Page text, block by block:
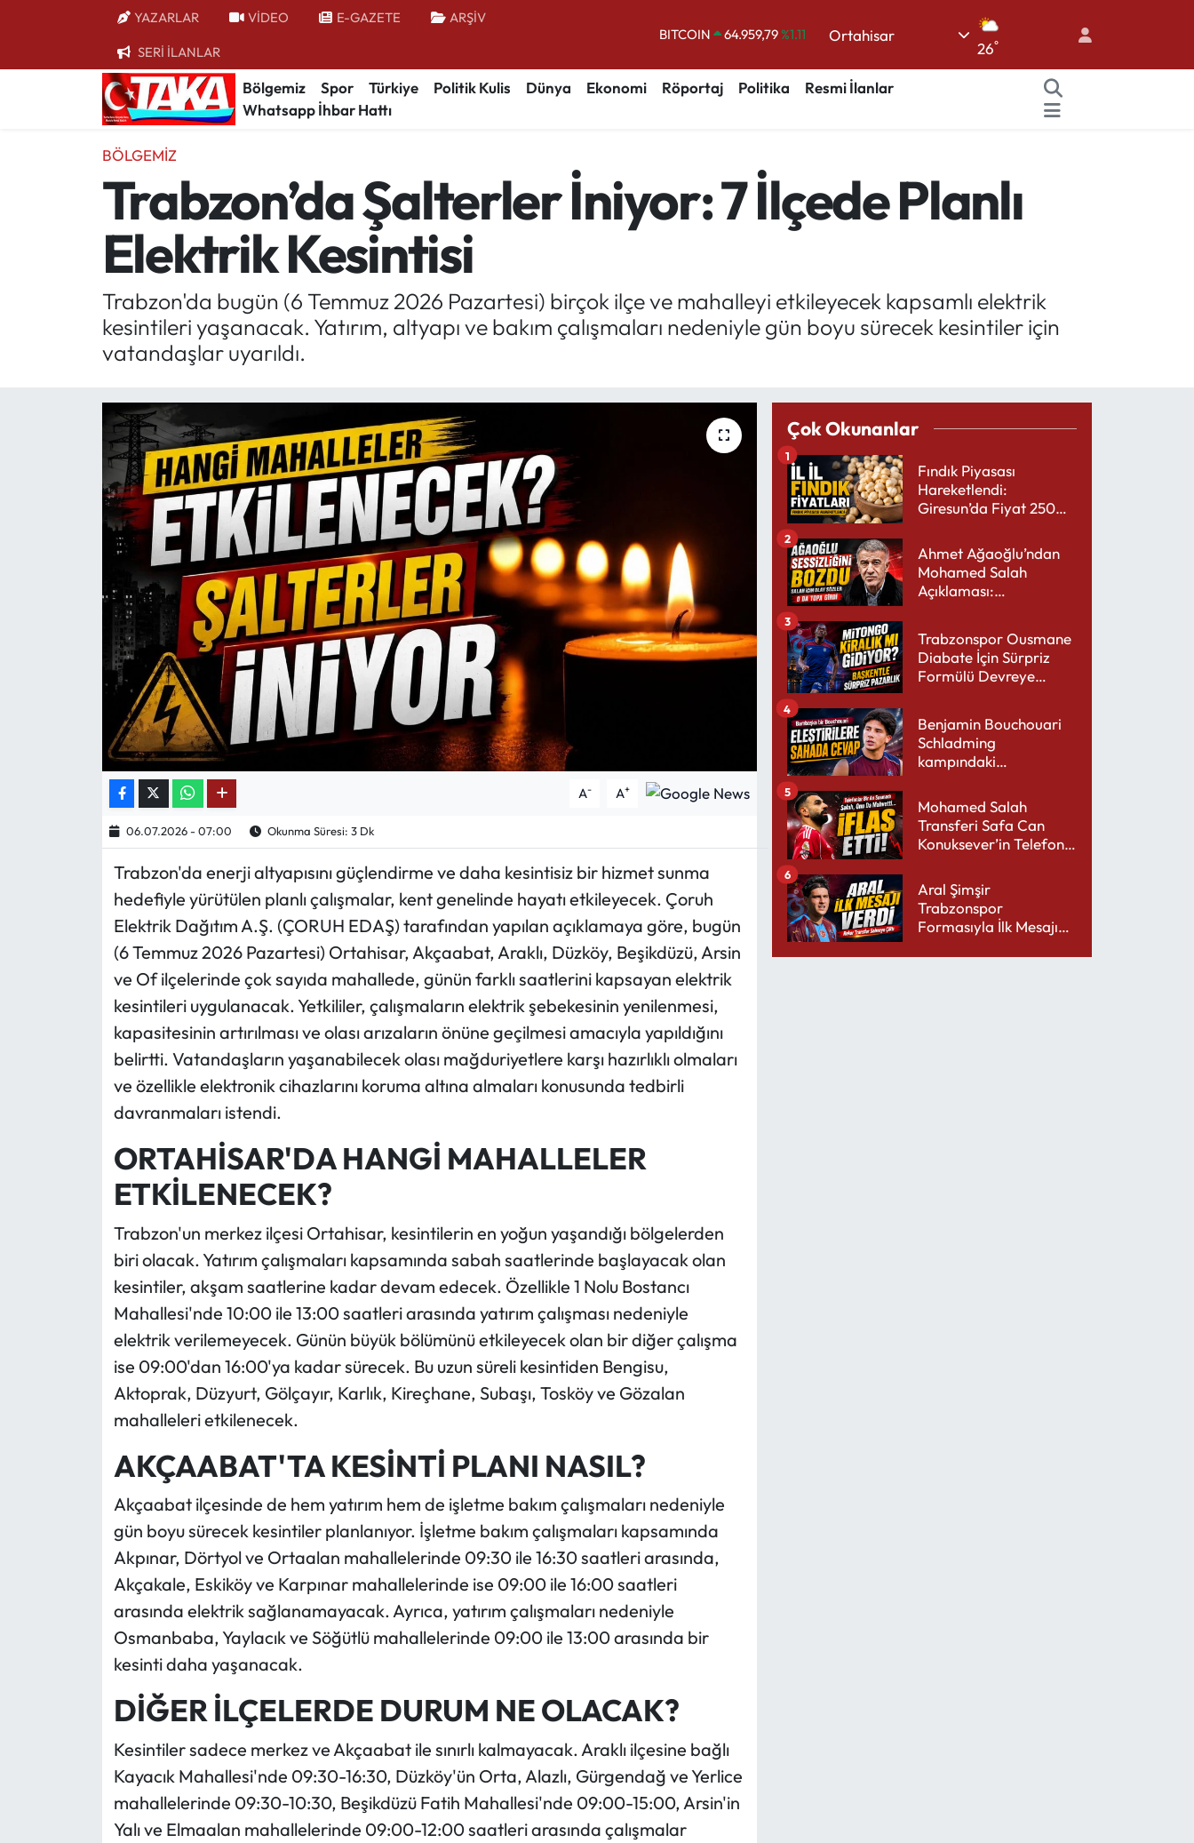
YAZARLAR VİDEO E-GAZETE ARŞİV
SERİ İLANLAR
DOLAR
47,7436%0.18
EURO
55,2510%0.32
STERLİN
Ortahisar
26°
Bölgemiz Spor Türkiye Politik Kulis Dünya Ekonomi Röportaj Politika
Resmi İlanlar
Whatsapp İhbar Hattı
BÖLGEMIZ
Trabzon’da Şalterler İniyor: 7 İlçede Planlı
Elektrik Kesintisi
Trabzon'da bugün (6 Temmuz 2026 Pazartesi) birçok ilçe ve mahalleyi etkileyecek kapsamlı elektrik
kesintileri yaşanacak. Yatırım, altyapı ve bakım çalışmaları nedeniyle gün boyu sürecek kesintiler için
vatandaşlar uyarıldı.
A- A+
06.07.2026 - 07:00 Okunma Süresi: 3 Dk
Trabzon'da enerji altyapısını güçlendirme ve daha kesintisiz bir hizmet sunma
hedefiyle yürütülen planlı çalışmalar, kent genelinde hayatı etkileyecek. Çoruh
Elektrik Dağıtım A.Ş. (ÇORUH EDAŞ) tarafından yapılan açıklamaya göre, bugün
(6 Temmuz 2026 Pazartesi) Ortahisar, Akçaabat, Araklı, Düzköy, Beşikdüzü, Arsin
ve Of ilçelerinde çok sayıda mahallede, günün farklı saatlerini kapsayan elektrik
kesintileri uygulanacak. Yetkililer, çalışmaların elektrik şebekesinin yenilenmesi,
kapasitesinin artırılması ve olası arızaların önüne geçilmesi amacıyla yapıldığını
belirtti. Vatandaşların yaşanabilecek olası mağduriyetlere karşı hazırlıklı olmaları
ve özellikle elektronik cihazlarını koruma altına almaları konusunda tedbirli
davranmaları istendi.
ORTAHİSAR'DA HANGİ MAHALLELER
ETKİLENECEK?
Trabzon'un merkez ilçesi Ortahisar, kesintilerin en yoğun yaşandığı bölgelerden
biri olacak. Yatırım çalışmaları kapsamında sabah saatlerinde başlayacak olan
kesintiler, akşam saatlerine kadar devam edecek. Özellikle 1 Nolu Bostancı
Mahallesi'nde 10:00 ile 13:00 saatleri arasında yatırım çalışması nedeniyle
elektrik verilemeyecek. Günün büyük bölümünü etkileyecek olan bir diğer çalışma
ise 09:00'dan 16:00'ya kadar sürecek. Bu uzun süreli kesintiden Bengisu,
Aktoprak, Düzyurt, Gölçayır, Karlık, Kireçhane, Subaşı, Tosköy ve Gözalan
mahalleleri etkilenecek.
AKÇAABAT'TA KESİNTİ PLANI NASIL?
Akçaabat ilçesinde de hem yatırım hem de işletme bakım çalışmaları nedeniyle
gün boyu sürecek kesintiler planlanıyor. İşletme bakım çalışmaları kapsamında
Akpınar, Dörtyol ve Ortaalan mahallelerinde 09:30 ile 16:30 saatleri arasında,
Akçakale, Eskiköy ve Karpınar mahallelerinde ise 09:00 ile 16:00 saatleri
arasında elektrik sağlanamayacak. Ayrıca, yatırım çalışmaları nedeniyle
Osmanbaba, Yaylacık ve Söğütlü mahallelerinde 09:00 ile 13:00 arasında bir
kesinti daha yaşanacak.
DİĞER İLÇELERDE DURUM NE OLACAK?
Kesintiler sadece merkez ve Akçaabat ile sınırlı kalmayacak. Araklı ilçesine bağlı
Kayacık Mahallesi'nde 09:30-16:30, Düzköy'ün Orta, Alazlı, Gürgendağ ve Yerlice
mahallelerinde 09:30-10:30, Beşikdüzü Fatih Mahallesi'nde 09:00-15:00, Arsin'in
Yalı ve Elmaalan mahallelerinde 09:00-12:00 saatleri arasında çalışmalar
Çok Okunanlar
Fındık Piyasası
Hareketlendi:
Giresun’da Fiyat 250
1
Ahmet Ağaoğlu’ndan
Mohamed Salah
Açıklaması:
2
Trabzonspor Ousmane
Diabate İçin Sürpriz
Formülü Devreye
3
Benjamin Bouchouari
Schladming
kampındaki
4
Mohamed Salah
Transferi Safa Can
Konuksever’in Telefon
5
Aral Şimşir
Trabzonspor
Formasıyla İlk Mesajını
6
Bölgemiz
Kültür/Sanat
Politik Kulis
Mektup Galeri
Karikatür Galeri
ASTROLOJİ
Spor Yazıları
Mektup Galeri
Ekonomi
Trabzon Nöbetçi Eczaneler
Trabzon Hava Durumu
Trabzon Trafik Yoğunluk Haritası
Süper Lig Puan Durumu ve Fikstür
Tüm Manşetler
Son Dakika Haberleri
Haber Arşivi